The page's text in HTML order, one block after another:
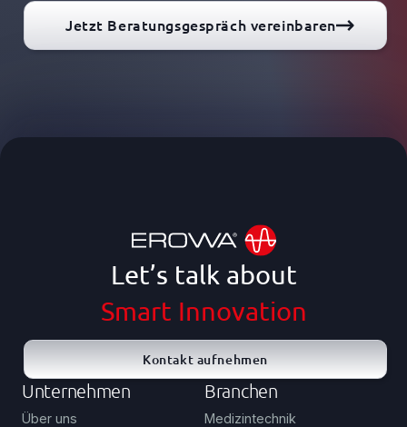
Jetzt Beratungsgespräch vereinbaren
Let’s talk about
Smart Innovation
Kontakt aufnehmen
Unternehmen
Über uns
Branchen
Medizintechnik